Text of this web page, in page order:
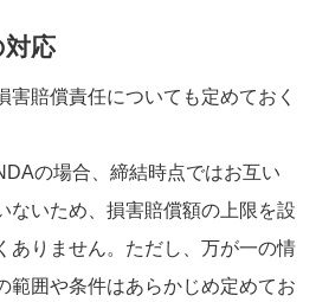
応
害賠償責任についても定めておく
の場合、締結時点ではお互い
ないため、損害賠償額の上限を設
ありません。ただし、万が一の情
範囲や条件はあらかじめ定めてお